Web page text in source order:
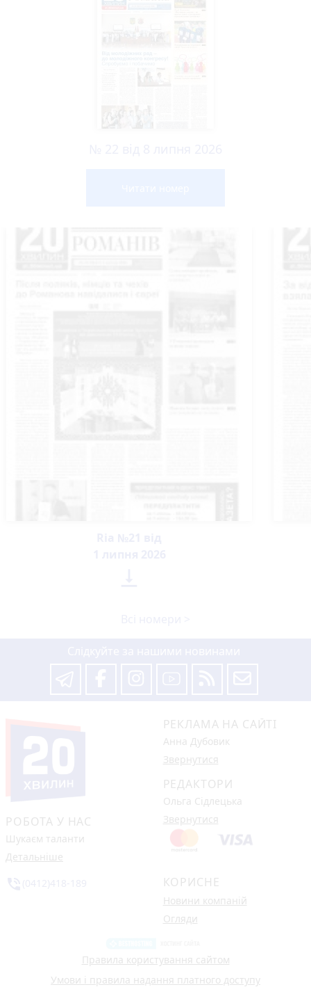
РОБОТА У НАС
Шукаєм таланти
Детальніше
РЕКЛАМА НА САЙТІ
Анна Дубовик
Звернутися
РЕДАКТОРИ
Ольга Сідлецька
Звернутися
КОРИСНЕ
Новини компаній
Огляди
Правила користування сайтом
Умови і правила надання платного доступу